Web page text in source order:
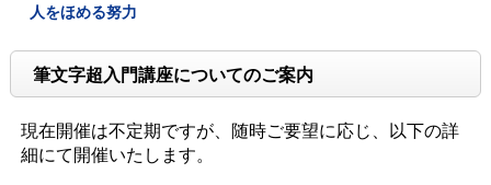
人をほめる努力
筆文字超入門講座についてのご案内
現在開催は不定期ですが、随時ご要望に応じ、以下の詳
細にて開催いたします。